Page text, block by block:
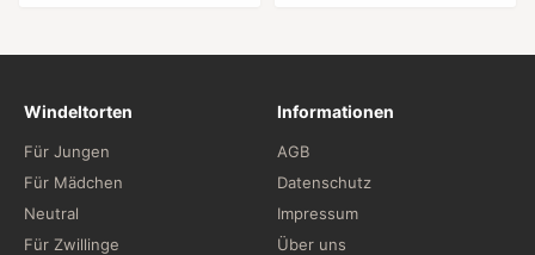
Windeltorten
Für Jungen
Für Mädchen
Neutral
Für Zwillinge
Informationen
AGB
Datenschutz
Impressum
Über uns